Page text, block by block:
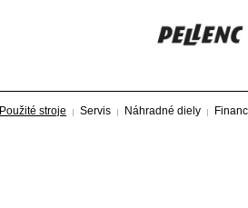
Použité stroje Servis Náhradné diely